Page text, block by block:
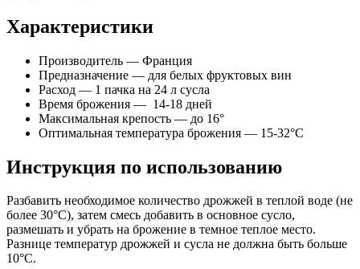
Характеристики
Производитель — Франция
Предназначение — для белых фруктовых вин
Расход — 1 пачка на 24 л сусла
Время брожения — 14-18 дней
Максимальная крепость — до 16°
Оптимальная температура брожения — 15-32°С
Инструкция по использованию
Разбавить необходимое количество дрожжей в теплой воде (не
более 30°С), затем смесь добавить в основное сусло,
размешать и убрать на брожение в темное теплое место.
Разнице температур дрожжей и сусла не должна быть больше
10°С.